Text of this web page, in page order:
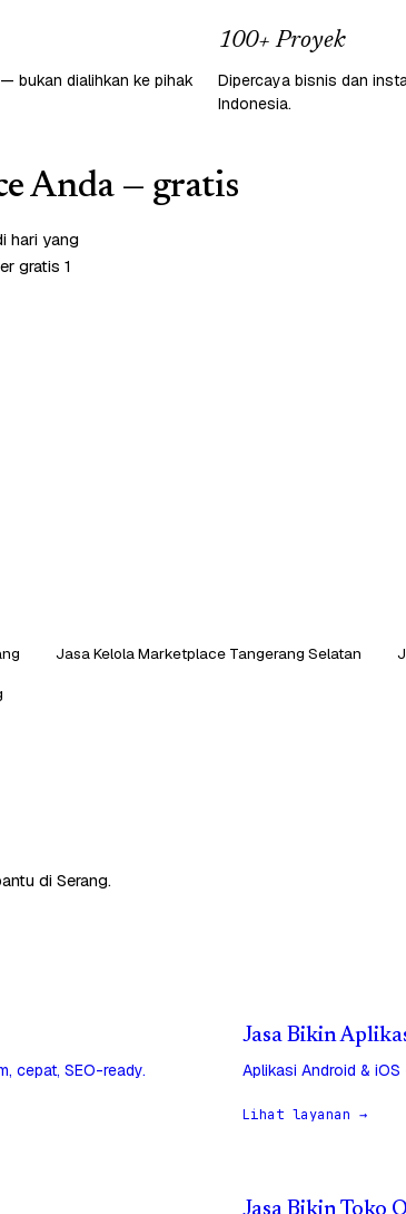
bukan dialihkan ke pihak
100+ Proyek
Dipercaya bisnis dan
Indonesia.
Anda — gratis
hari yang
gratis 1
Jasa Kelola Marketplace Tangerang Selatan
di Serang.
cepat, SEO-ready.
Jasa Bikin
Aplikasi Android &
Lihat layanan →